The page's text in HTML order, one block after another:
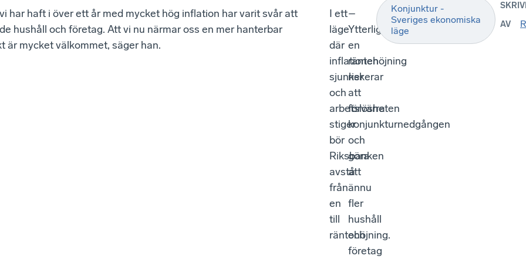
har haft i över ett år med mycket hög inflation har varit svår att
hushåll och företag. Att vi nu närmar oss en mer hanterbar
är mycket välkommet, säger han.
I ett
läge
där
inflationen
sjunker
och
arbetslösheten
stiger
bör
Riksbanken
avstå
från
en
till
räntehöjning.
–
Ytterligare
en
räntehöjning
riskerar
att
förvärra
konjunkturnedgången
och
göra
att
ännu
fler
hushåll
och
företag
Konjunktur -
Sveriges ekonomiska
läge
AV